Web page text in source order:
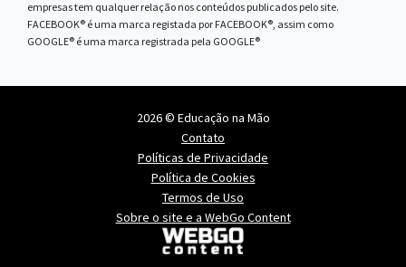
empresas tem qualquer relação nos conteúdos publicados pelo site.
FACEBOOK® é uma marca registada por FACEBOOK®, assim como
GOOGLE® é uma marca registrada pela GOOGLE®
2026 © Educação na Mão
Contato
Políticas de Privacidade
Política de Cookies
Termos de Uso
Sobre o site e a WebGo Content